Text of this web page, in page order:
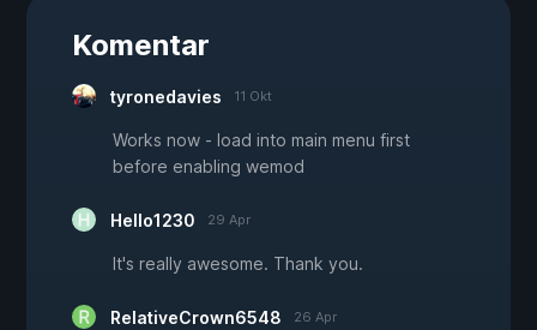
Komentar
tyronedavies 11 Okt
Works now - load into main menu first
before enabling wemod
Hello1230 29 Apr
It's really awesome. Thank you.
RelativeCrown6548 26 Apr